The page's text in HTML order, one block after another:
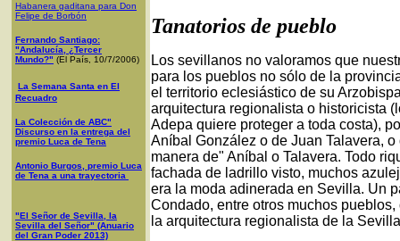
Habanera gaditana para Don
Felipe de Borbón
Fernando Santiago:
"Andalucía, ¿Tercer
Mundo?" (El País, 10/7/2006)
La Semana Santa en El
Recuadro
La Colección de ABC"
Discurso en la entrega del
premio Luca de Tena
Antonio Burgos, premio Luca
de Tena a una trayectoria
"El Señor de Sevilla, la
Sevilla del Señor" (Anuario
del Gran Poder 2013)
Tanatorios de pueblo
Los sevillanos no valoramos que
para los pueblos no sólo de la
el territorio eclesiástico de su
arquitectura regionalista o historicista
Adepa quiere proteger a toda costa),
Aníbal González o de Juan Talavera,
manera de" Aníbal o Talavera. Todo
fachada de ladrillo visto, muchos
era la moda adinerada en Sevilla. Un
Condado, entre otros muchos
la arquitectura regionalista de la